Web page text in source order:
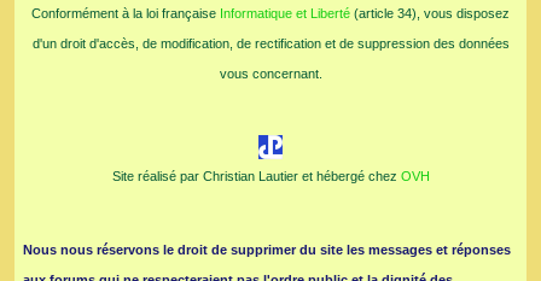
Conformément à la loi française Informatique et Liberté (article 34), vous disposez
d'un droit d'accès, de modification, de rectification et de suppression des données
vous concernant.
Site réalisé par Christian Lautier et hébergé chez OVH
Nous nous réservons le droit de supprimer du site les messages et réponses